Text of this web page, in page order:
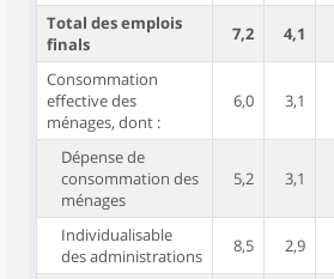
Total des emplois
finals
7,2 4,1
Consommation
effective des
ménages, dont :
6,0 3,1
Dépense de
consommation des
ménages
5,2 3,1
Individualisable
des administrations
8,5 2,9